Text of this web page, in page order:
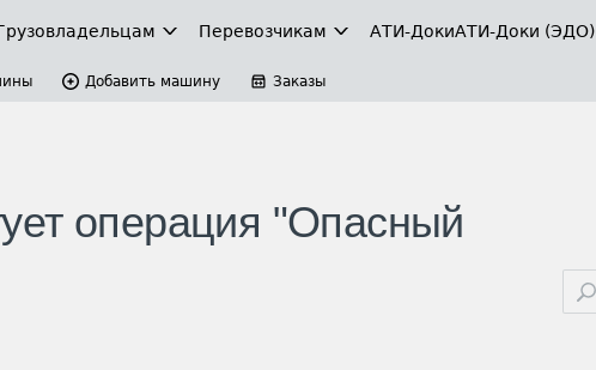
Перевозчикам АТИ-ДокиАТИ-Доки (ЭДО)
Добавить машину Заказы
операция "Опасный